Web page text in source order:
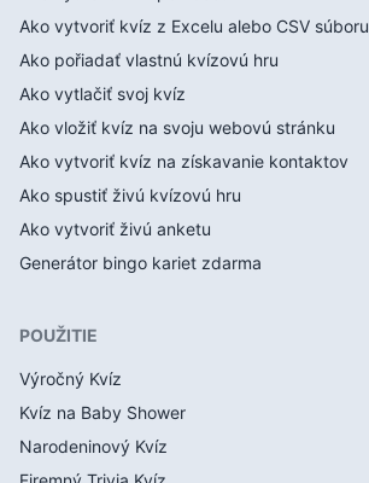
Ako vytvoriť kvíz z Excelu alebo CSV súboru
Ako pořiadať vlastnú kvízovú hru
Ako vytlačiť svoj kvíz
Ako vložiť kvíz na svoju webovú stránku
Ako vytvoriť kvíz na získavanie kontaktov
Ako spustiť živú kvízovú hru
Ako vytvoriť živú anketu
Generátor bingo kariet zdarma
POUŽITIE
Výročný Kvíz
Kvíz na Baby Shower
Narodeninový Kvíz